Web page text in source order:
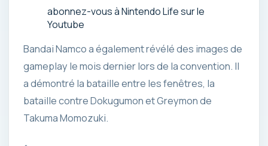
abonnez-vous à Nintendo Life sur le
Youtube
Bandai Namco a également révélé des images de
gameplay le mois dernier lors de la convention. Il
a démontré la bataille entre les fenêtres, la
bataille contre Dokugumon et Greymon de
Takuma Momozuki.